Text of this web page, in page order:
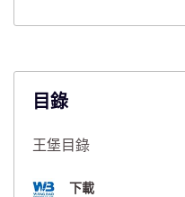
目錄
王堡目錄
下載